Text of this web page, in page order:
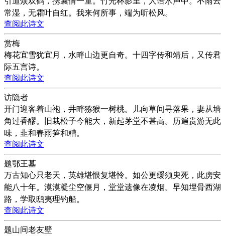
常湿，无霜叶自红。我来何所事，端为听松风。
查阅此诗文
赏梅
梅花宜雪犹宜月，水畔山边更自奇。十四字传和靖后，又传君
际五言诗。
查阅此诗文
访隐者
开门迎客着山袍，井畔猕猴一树桃。儿向草间寻落果，妻从墙
角过香醪。旧栽松子今能大，新起茅堂不甚高。历遍贵游无此
味，韭和春雨笋和糟。
查阅此诗文
题鄂王墓
万古知心只老天，英雄堪恨复堪怜。如公更缓须臾死，此虏安
能八十年。漠漠凝尘空偃月，堂堂遗像在凌烟。早知埋骨西湖
路，学取鸱夷理钓船。
查阅此诗文
题山间老友壁